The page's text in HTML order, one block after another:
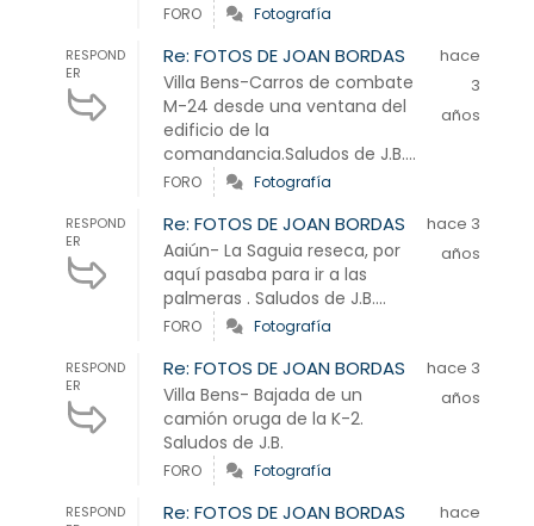
FORO Fotografía
RESPOND
ER
Re: FOTOS DE JOAN BORDAS
Villa Bens-Carros de combate
M-24 desde una ventana del
edificio de la
comandancia.Saludos de J.B....
hace
3
años
FORO Fotografía
RESPOND
ER
Re: FOTOS DE JOAN BORDAS
Aaiún- La Saguia reseca, por
aquí pasaba para ir a las
palmeras . Saludos de J.B....
hace 3
años
FORO Fotografía
RESPOND
ER
Re: FOTOS DE JOAN BORDAS
Villa Bens- Bajada de un
camión oruga de la K-2.
Saludos de J.B.
hace 3
años
FORO Fotografía
RESPOND
Re: FOTOS DE JOAN BORDAS
hace